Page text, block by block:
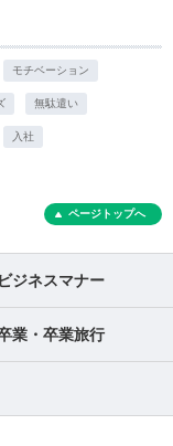
モチベーション
無駄遣い
入社
ページトップへ
ビジネスマナー
業・卒業旅行